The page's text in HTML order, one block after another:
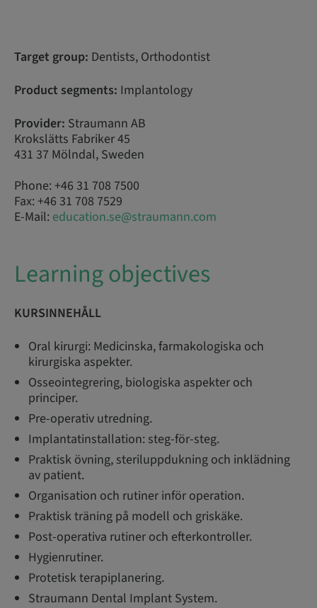
Target group: Dentists, Orthodontist
Product segments: Implantology
Provider: Straumann AB
Krokslätts Fabriker 45
431 37 Mölndal, Sweden
Phone: +46 31 708 7500
Fax: +46 31 708 7529
E-Mail: education.se@straumann.com
Learning objectives
KURSINNEHÅLL
Oral kirurgi: Medicinska, farmakologiska och
kirurgiska aspekter.
Osseointegrering, biologiska aspekter och
principer.
Pre-operativ utredning.
Implantatinstallation: steg-för-steg.
Praktisk övning, steriluppdukning och inklädning
av patient.
Organisation och rutiner inför operation.
Praktisk träning på modell och griskäke.
Post-operativa rutiner och efterkontroller.
Hygienrutiner.
Protetisk terapiplanering.
Straumann Dental Implant System.